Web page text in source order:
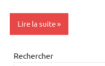
Lire la suite
Periphériques
Rechercher